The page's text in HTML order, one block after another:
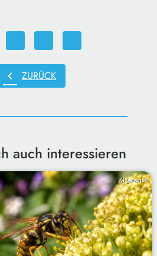
chevron_left ZURÜCK
auch interessieren
KI generiert